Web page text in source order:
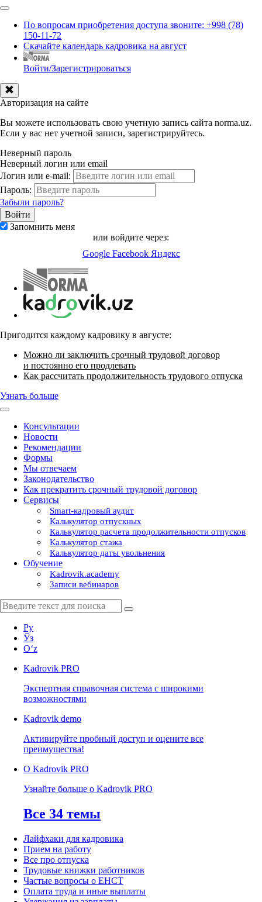
По вопросам приобретения доступа звоните: +998 (78)
150-11-72
Скачайте календарь кадровика на август
Войти/Зарегистрироваться
Авторизация на сайте
Вы можете использовать свою учетную запись сайта norma.uz.
Если у вас нет учетной записи, зарегистрируйтесь.
Неверный пароль
Неверный логин или email
Логин или e-mail:
Пароль:
Забыли пароль?
Запомнить меня
или войдите через:
Google Facebook Яндекс
Пригодится каждому кадровику в августе:
Можно ли заключить срочный трудовой договор
и постоянно его продлевать
Как рассчитать продолжительность трудового отпуска
Узнать больше
Консультации
Новости
Рекомендации
Формы
Мы отвечаем
Законодательство
Как прекратить срочный трудовой договор
Сервисы
Smart-кадровый аудит
Калькулятор отпускных
Калькулятор расчета продолжительности отпусков
Калькулятор стажа
Калькулятор даты увольнения
Обучение
Kadrovik.academy
Записи вебинаров
Ру
Ўз
Oʻz
Kadrovik PRO
Экспертная справочная система с широкими
возможностями
Kadrovik demo
Активируйте пробный доступ и оцените все
преимущества!
О Kadrovik PRO
Узнайте больше о Kadrovik PRO
Все 34 темы
Лайфхаки для кадровика
Прием на работу
Все про отпуска
Трудовые книжки работников
Частые вопросы о ЕНСТ
Оплата труда и иные выплаты